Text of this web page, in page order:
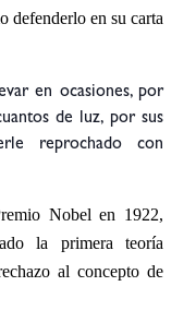
defenderlo en su carta
en ocasiones, por
de luz, por sus
reprochado con
Nobel en 1922,
la primera teoría
al concepto de